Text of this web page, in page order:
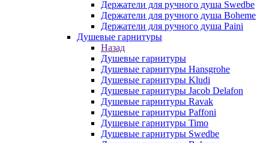
Держатели для ручного душа Swedbe
Держатели для ручного душа Boheme
Держатели для ручного душа Paini
Душевые гарнитуры
Назад
Душевые гарнитуры
Душевые гарнитуры Hansgrohe
Душевые гарнитуры Kludi
Душевые гарнитуры Jacob Delafon
Душевые гарнитуры Ravak
Душевые гарнитуры Paffoni
Душевые гарнитуры Timo
Душевые гарнитуры Swedbe